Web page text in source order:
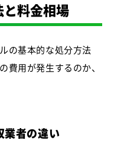
料金相場
の基本的な処分方法
費用が発生するのか、
業者の違い